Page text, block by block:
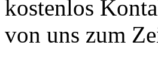
kostenlos
von uns zum